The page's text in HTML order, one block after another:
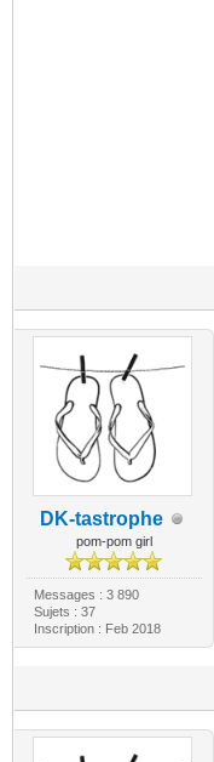
DK-tastrophe
pom-pom girl
Messages : 3 890
Sujets : 37
Inscription : Feb 2018